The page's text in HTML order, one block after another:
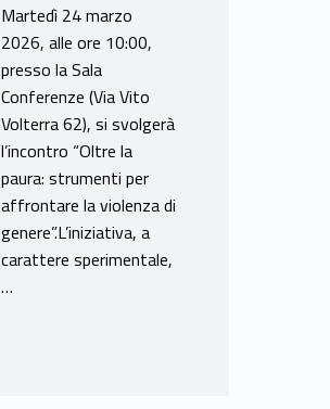
Martedì 24 marzo
2026, alle ore 10:00,
presso la Sala
Conferenze (Via Vito
Volterra 62), si svolgerà
l’incontro “Oltre la
paura: strumenti per
affrontare la violenza di
genere”.L’iniziativa, a
carattere sperimentale,
…